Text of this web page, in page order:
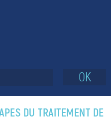
OK
DU TRAITEMENT DE